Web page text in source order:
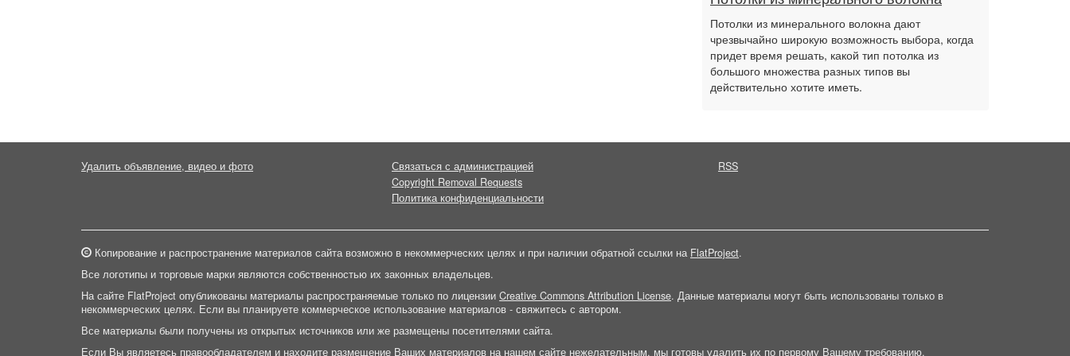
Потолки из минерального волокна дают
чрезвычайно широкую возможность выбора, когда
придет время решать, какой тип потолка из
большого множества разных типов вы
действительно хотите иметь.
Удалить объявление, видео и фото
Связаться с администрацией
Copyright Removal Requests
Политика конфиденциальности
RSS
Копирование и распространение материалов сайта возможно в некоммерческих целях и при наличии обратной ссылки на FlatProject.
Все логотипы и торговые марки являются собственностью их законных владельцев.
На сайте FlatProject опубликованы материалы распространяемые только по лицензии Creative Commons Attribution License. Данные материалы могут быть использованы только в
некоммерческих целях. Если вы планируете коммерческое использование материалов - свяжитесь с автором.
Все материалы были получены из открытых источников или же размещены посетителями сайта.
Если Вы являетесь правообладателем и находите размещение Ваших материалов на нашем сайте нежелательным, мы готовы удалить их по первому Вашему требованию.